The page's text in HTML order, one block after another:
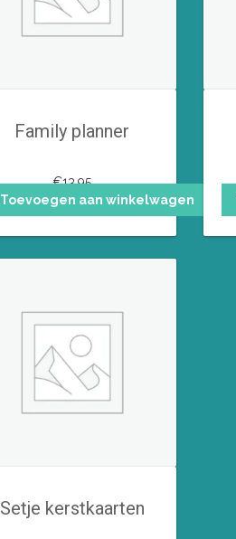
Family planner
€13,95
Toevoegen aan winkelwagen
Setje kerstkaarten